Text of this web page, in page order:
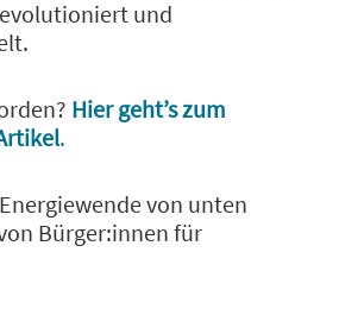
und
Hier geht’s zum
.
von unten
Bürger:innen für